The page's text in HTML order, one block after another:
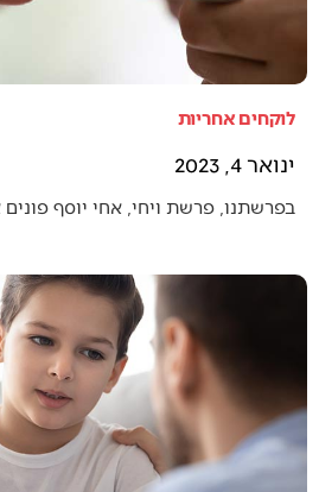
לוקחים אחריות
ינואר 4, 2023
בפרשתנו, פרשת ויחי, אחי יוסף פונים